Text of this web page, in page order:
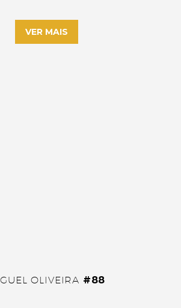
VER MAIS
OLIVEIRA #88